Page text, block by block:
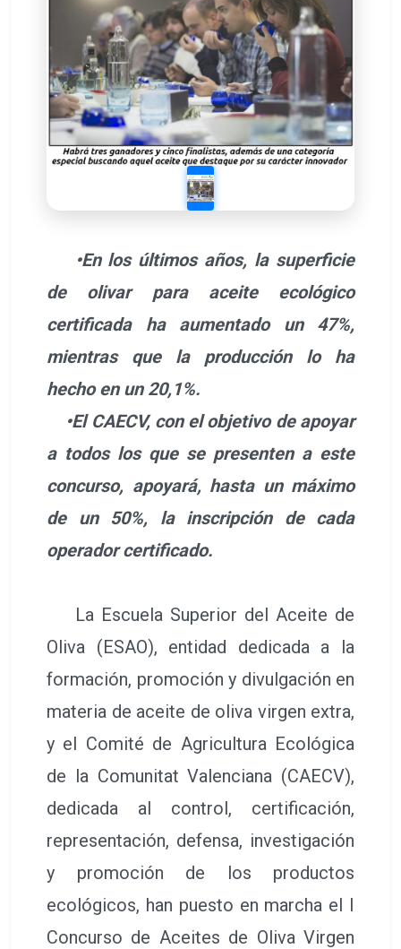
•En los últimos años, la superficie
de olivar para aceite ecológico
certificada ha aumentado un 47%,
mientras que la producción lo ha
hecho en un 20,1%.
•El CAECV, con el objetivo de apoyar
a todos los que se presenten a este
concurso, apoyará, hasta un máximo
de un 50%, la inscripción de cada
operador certificado.
La Escuela Superior del Aceite de
Oliva (ESAO), entidad dedicada a la
formación, promoción y divulgación en
materia de aceite de oliva virgen extra,
y el Comité de Agricultura Ecológica
de la Comunitat Valenciana (CAECV),
dedicada al control, certificación,
representación, defensa, investigación
y promoción de los productos
ecológicos, han puesto en marcha el I
Concurso de Aceites de Oliva Virgen